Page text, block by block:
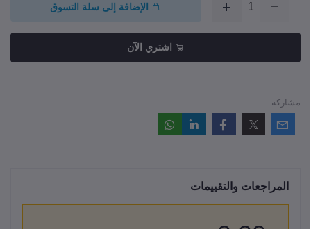
الإضافة إلى سلة التسوق
اشتري الآن
مشاركة
المراجعات والتقييمات